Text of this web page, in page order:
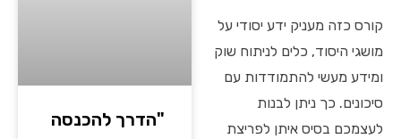
קורס כזה מעניק ידע יסודי על
מושגי היסוד, כלים לניתוח שוק
ומידע מעשי להתמודדות עם
סיכונים. כך ניתן לבנות
לעצמכם בסיס איתן לפריצת
"הדרך להכנסה